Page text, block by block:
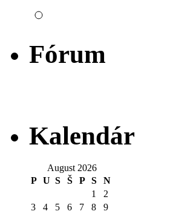
Fórum
Kalendár
August 2026
P U S Š P S N
1
2
3
4 5 6 7 8
9